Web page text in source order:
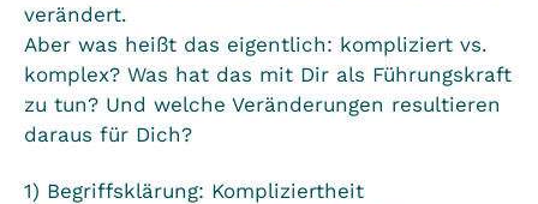
verändert.
Aber was heißt das eigentlich: kompliziert vs.
komplex? Was hat das mit Dir als Führungskraft
zu tun? Und welche Veränderungen resultieren
daraus für Dich?
1) Begriffsklärung: Kompliziertheit